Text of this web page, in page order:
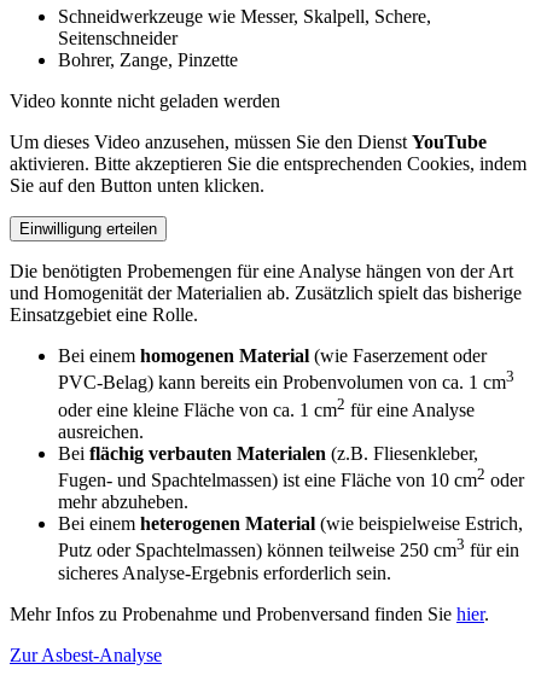
Schneidwerkzeuge wie Messer, Skalpell, Schere,
Seitenschneider
Bohrer, Zange, Pinzette
Video konnte nicht geladen werden
Um dieses Video anzusehen, müssen Sie den DienstYouTube
aktivieren. Bitte akzeptieren Sie die entsprechenden Cookies, indem
Sie auf den Button unten klicken.
Einwilligung erteilen
Die benötigten Probemengen für eine Analyse hängen von der Art
und Homogenität der Materialien ab. Zusätzlich spielt das bisherige
Einsatzgebiet eine Rolle.
Bei einem homogenen Material (wie Faserzement oder
PVC-Belag) kann bereits ein Probenvolumen von ca. 1 cm3
oder eine kleine Fläche von ca. 1 cm2 für eine Analyse
ausreichen.
Bei flächig verbauten Materialen (z.B. Fliesenkleber,
Fugen- und Spachtelmassen) ist eine Fläche von 10 cm2 oder
mehr abzuheben.
Bei einem heterogenen Material (wie beispielweise Estrich,
Putz oder Spachtelmassen) können teilweise 250 cm3 für ein
sicheres Analyse-Ergebnis erforderlich sein.
Mehr Infos zu Probenahme und Probenversand finden Sie hier.
Zur Asbest-Analyse